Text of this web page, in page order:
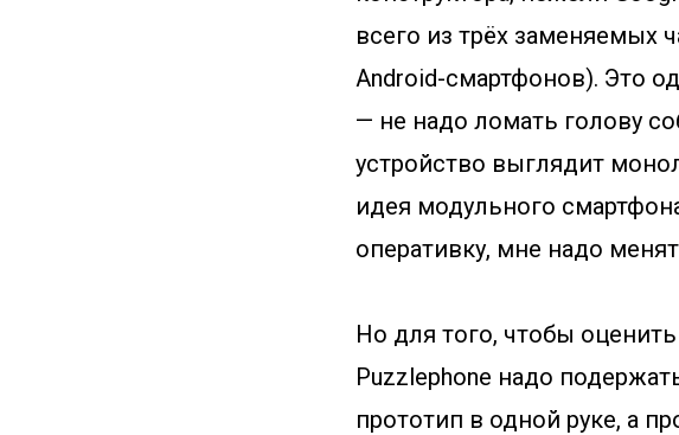
всего из трёх заменяемых
Android-смартфонов). Это
— не надо ломать голову
устройство выглядит
идея модульного
оперативку, мне надо
Но для того, чтобы
Puzzlephone надо
прототип в одной руке, а